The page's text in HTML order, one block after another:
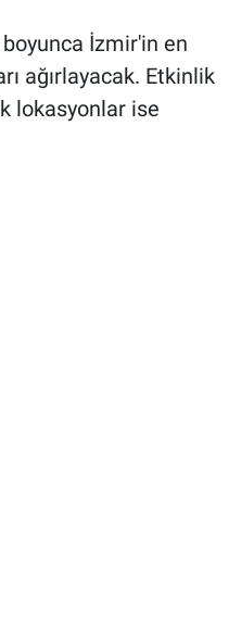
İzmir'in en
ağırlayacak. Etkinlik
lokasyonlar ise